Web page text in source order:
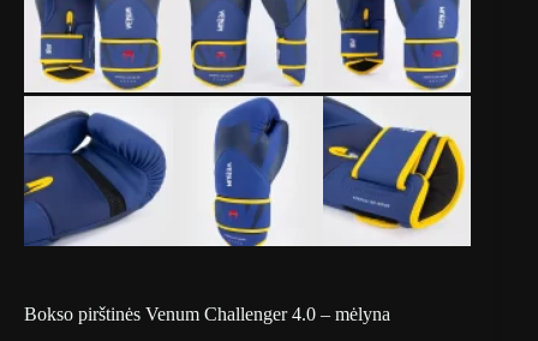
Bokso pirštinės Venum Challenger 4.0 – mėlyna